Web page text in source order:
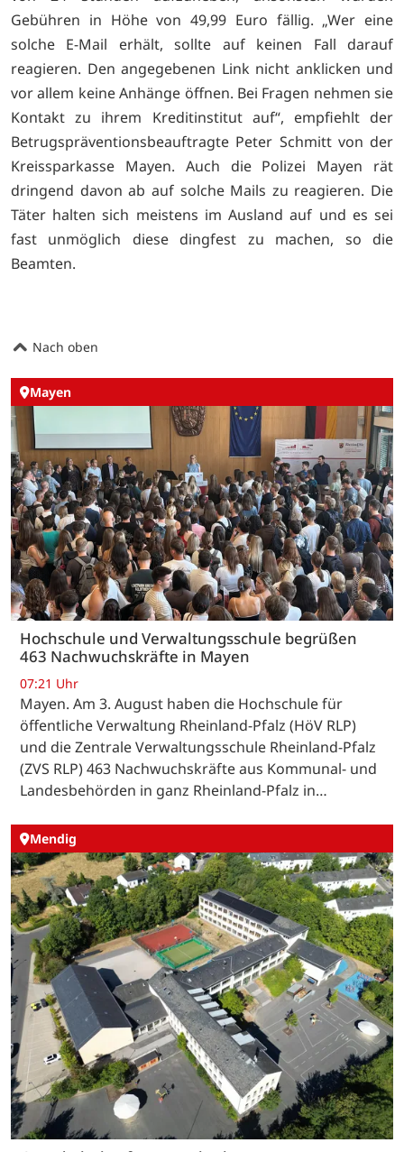
Gebühren in Höhe von 49,99 Euro fällig. „Wer eine
solche E-Mail erhält, sollte auf keinen Fall darauf
reagieren. Den angegebenen Link nicht anklicken und
vor allem keine Anhänge öffnen. Bei Fragen nehmen sie
Kontakt zu ihrem Kreditinstitut auf“, empfiehlt der
Betrugspräventionsbeauftragte Peter Schmitt von der
Kreissparkasse Mayen. Auch die Polizei Mayen rät
dringend davon ab auf solche Mails zu reagieren. Die
Täter halten sich meistens im Ausland auf und es sei
fast unmöglich diese dingfest zu machen, so die
Beamten.
Nach oben
Mayen
Hochschule und Verwaltungsschule begrüßen
463 Nachwuchskräfte in Mayen
07:21 Uhr
Mayen. Am 3. August haben die Hochschule für
öffentliche Verwaltung Rheinland-Pfalz (HöV RLP)
und die Zentrale Verwaltungsschule Rheinland-Pfalz
(ZVS RLP) 463 Nachwuchskräfte aus Kommunal- und
Landesbehörden in ganz Rheinland-Pfalz in…
Mendig